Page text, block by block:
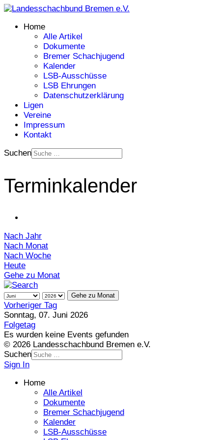
Home
Alle Artikel
Dokumente
Bremer Schachjugend
Kalender
LSB-Ausschüsse
LSB Ehrungen
Datenschutzerklärung
Ligen
Vereine
Impressum
Kontakt
Suchen
Terminkalender
Nach Jahr
Nach Monat
Nach Woche
Heute
Gehe zu Monat
Gehe zu Monat
Vorheriger Tag
Sonntag, 07. Juni 2026
Folgetag
Es wurden keine Events gefunden
© 2026 Landesschachbund Bremen e.V.
Suchen
Sign In
Home
Alle Artikel
Dokumente
Bremer Schachjugend
Kalender
LSB-Ausschüsse